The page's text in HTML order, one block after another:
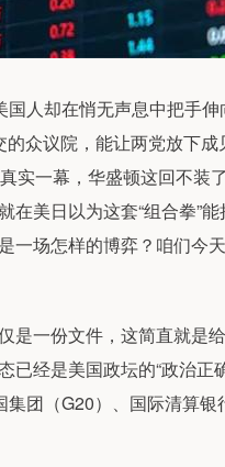
人却在悄无声息中把手
众议院，能让两党放下成
实一幕，华盛顿这回不装
美日以为这套“组合拳”能
一场怎样的博弈？咱们今
是一份文件，这简直就是
经是美国政坛的“政治正
团（G20）、国际清算